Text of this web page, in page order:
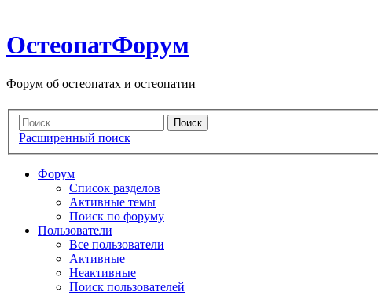
ОстеопатФорум
Форум об остеопатах и остеопатии
Расширенный поиск
Форум
Список разделов
Активные темы
Поиск по форуму
Пользователи
Все пользователи
Активные
Неактивные
Поиск пользователей